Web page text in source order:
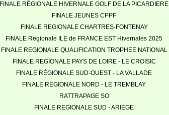
FINALE RÉGIONALE HIVERNALE GOLF DE LA PICARDIERE
FINALE JEUNES CPPF
FINALE REGIONALE CHARTRES-FONTENAY
FINALE Regionale ILE de FRANCE EST Hivernales 2025
FINALE REGIONALE QUALIFICATION TROPHEE NATIONAL
FINALE REGIONALE PAYS DE LOIRE - LE CROISIC
FINALE RÉGIONALE SUD-OUEST - LA VALLADE
FINALE REGIONALE NORD - LE TREMBLAY
RATTRAPAGE SO
FINALE REGIONALE SUD - ARIEGE